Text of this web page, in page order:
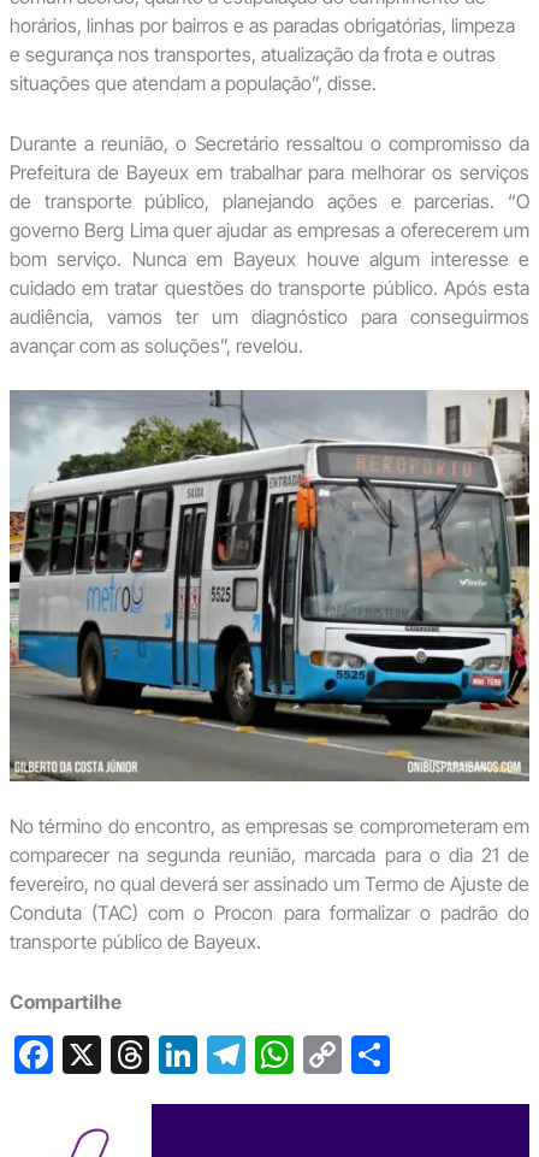
horários, linhas por bairros e as paradas obrigatórias, limpeza
e segurança nos transportes, atualização da frota e outras
situações que atendam a população”, disse.
Durante a reunião, o Secretário ressaltou o compromisso da
Prefeitura de Bayeux em trabalhar para melhorar os serviços
de transporte público, planejando ações e parcerias. “O
governo Berg Lima quer ajudar as empresas a oferecerem um
bom serviço. Nunca em Bayeux houve algum interesse e
cuidado em tratar questões do transporte público. Após esta
audiência, vamos ter um diagnóstico para conseguirmos
avançar com as soluções”, revelou.
No término do encontro, as empresas se comprometeram em
comparecer na segunda reunião, marcada para o dia 21 de
fevereiro, no qual deverá ser assinado um Termo de Ajuste de
Conduta (TAC) com o Procon para formalizar o padrão do
transporte público de Bayeux.
Compartilhe
F X T
hr
Li
n
T
el
W
h
C
o
S
h